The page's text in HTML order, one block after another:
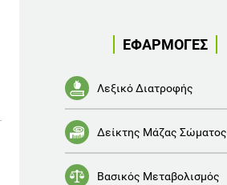
ΕΦΑΡΜΟΓΕΣ
Λεξικό Διατροφής
Δείκτης Μάζας Σώματος
Βασικός Μεταβολισμός